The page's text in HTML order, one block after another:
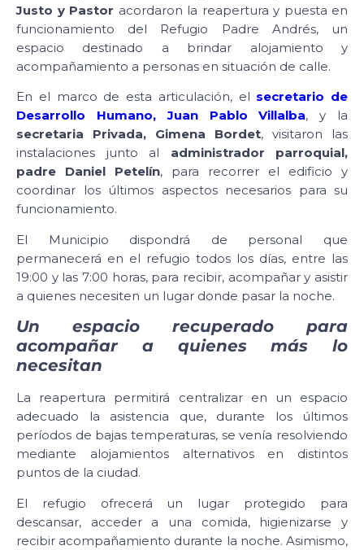
Justo y Pastor acordaron la reapertura y puesta en
funcionamiento del Refugio Padre Andrés, un
espacio destinado a brindar alojamiento y
acompañamiento a personas en situación de calle.
En el marco de esta articulación, el secretario de
Desarrollo Humano, Juan Pablo Villalba, y la
secretaria Privada, Gimena Bordet, visitaron las
instalaciones junto al administrador parroquial,
padre Daniel Petelín, para recorrer el edificio y
coordinar los últimos aspectos necesarios para su
funcionamiento.
El Municipio dispondrá de personal que
permanecerá en el refugio todos los días, entre las
19:00 y las 7:00 horas, para recibir, acompañar y asistir
a quienes necesiten un lugar donde pasar la noche.
Un espacio recuperado para
acompañar a quienes más lo
necesitan
La reapertura permitirá centralizar en un espacio
adecuado la asistencia que, durante los últimos
períodos de bajas temperaturas, se venía resolviendo
mediante alojamientos alternativos en distintos
puntos de la ciudad.
El refugio ofrecerá un lugar protegido para
descansar, acceder a una comida, higienizarse y
recibir acompañamiento durante la noche. Asimismo,